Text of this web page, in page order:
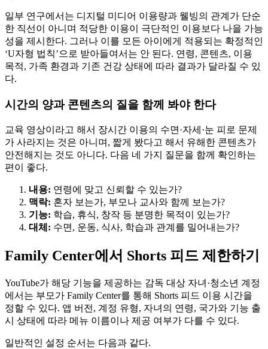
일부 연구에서는 디지털 미디어 이용량과 웰빙의 관계가 단순
한 직선이 아니며 적당한 이용이 극단적인 이용보다 나을 가능
성을 제시한다. 그러나 이를 모든 아이에게 적용되는 확정적인
‘U자형 법칙’으로 받아들여서는 안 된다. 연령, 콘텐츠, 이용
목적, 가족 환경과 기존 건강 상태에 따라 결과가 달라질 수 있
다.
시간의 양과 콘텐츠의 질을 함께 봐야 한다
교육 영상이라고 해서 장시간 이용의 수면·자세·눈 피로 문제
가 사라지는 것은 아니며, 짧게 봤다고 해서 유해한 콘텐츠가
안전해지는 것도 아니다. 다음 네 가지 질문을 함께 확인하는
편이 좋다.
내용: 연령에 맞고 신뢰할 수 있는가?
맥락: 혼자 보는가, 부모나 교사와 함께 보는가?
기능: 학습, 휴식, 창작 등 분명한 목적이 있는가?
대체: 수면, 운동, 식사, 학습과 관계를 밀어내는가?
Family Center에서 Shorts 피드 제한하기
YouTube가 해당 기능을 제공하는 감독 대상 자녀·청소년 계정
에서는 부모가 Family Center를 통해 Shorts 피드 이용 시간을
정할 수 있다. 앱 버전, 계정 유형, 자녀의 연령, 국가와 기능 출
시 상태에 따라 메뉴 이름이나 제공 여부가 다를 수 있다.
일반적인 설정 순서는 다음과 같다.